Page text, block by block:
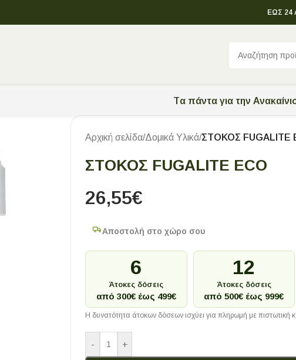
ΕΩΣ 24
Tα πάντα για την
Αρχική σελίδα/Δομικά Υλικά/ΣΤΟΚΟΣ FUGALITE
ΣΤΟΚΟΣ FUGALITE ECO
26,55€
Αποστολή στο χώρο σου
6
Άτοκες δόσεις
από 300€ έως 499€
12
Άτοκες δόσεις
από 500€ έως 999€
Η δυνατότητα άτοκων δόσεων ισχύει για πληρωμή με
- +